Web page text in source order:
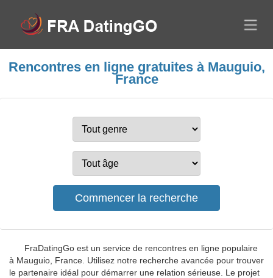
Rencontres en ligne gratuites à Mauguio,
France
FraDatingGo est un service de rencontres en ligne populaire
à Mauguio, France. Utilisez notre recherche avancée pour trouver
le partenaire idéal pour démarrer une relation sérieuse. Le projet